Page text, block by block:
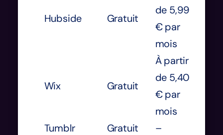
Hubside Gratuit
de 5,99
€ par
mois
Wix Gratuit
À partir
de 5,40
€ par
mois
Tumblr
Gratuit
–